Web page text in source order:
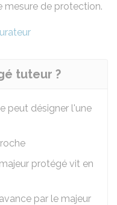
mesure de protection.
tuteur ?
peut désigner l'une
protégé vit en
par le majeur